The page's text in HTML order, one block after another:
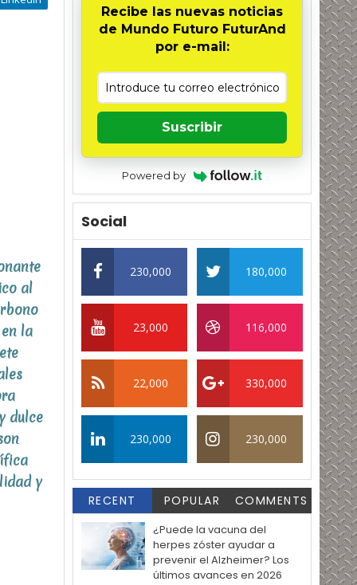
al
la
dulce
y
Recibe las nuevas noticias
de Mundo Futuro FuturAnd
por e-mail:
Suscribir
Powered by
Social
230,000 180,000
23,000 116,000
22,000 330,000
230,000 230,000
RECENT POPULAR COMMENTS
¿Puede la vacuna del
herpes zóster ayudar a
prevenir el Alzheimer? Los
últimos avances en 2026